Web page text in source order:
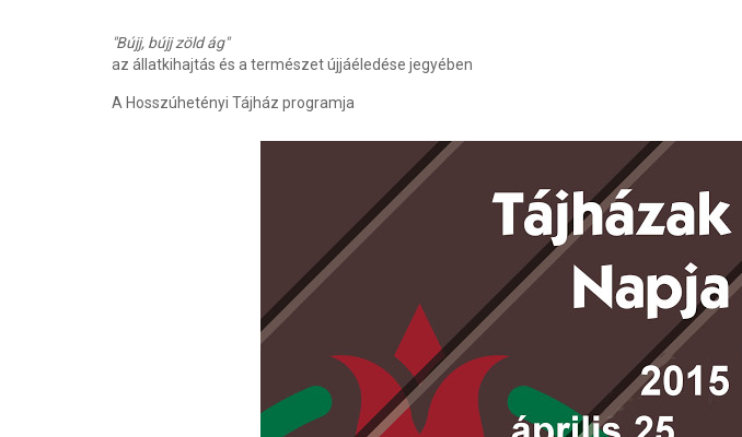
"Bújj, bújj zöld ág"
az állatkihajtás és a természet újjáéledése jegyében
A Hosszúhetényi Tájház programja